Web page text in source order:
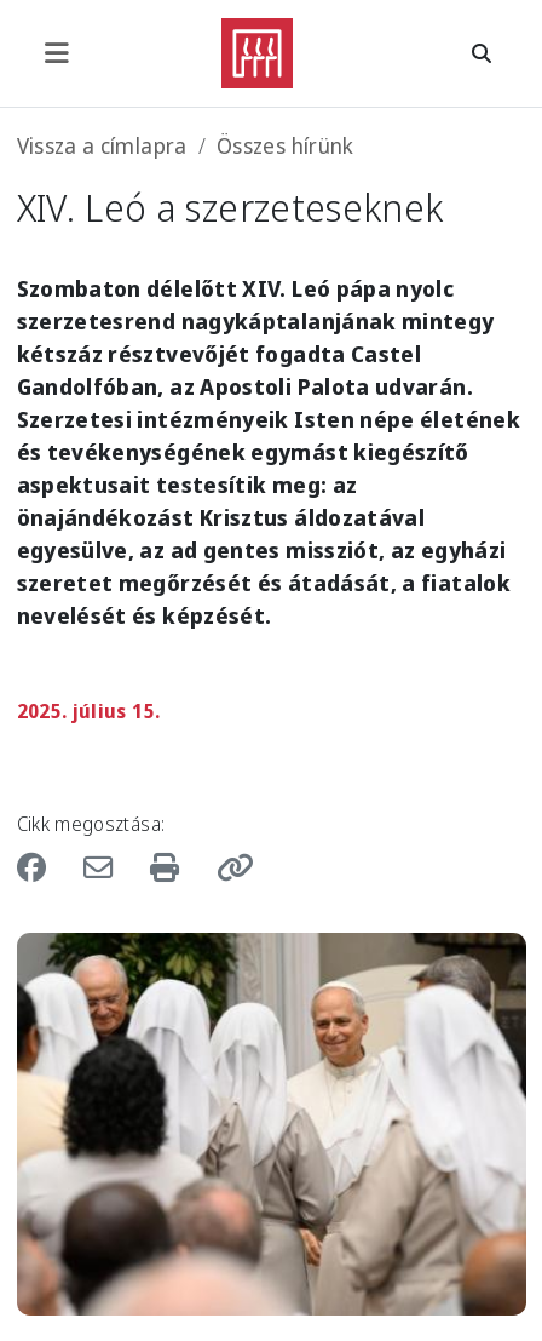
Morzsa
Vissza a címlapra Összes hírünk
XIV. Leó a szerzeteseknek
Szombaton délelőtt XIV. Leó pápa nyolc
szerzetesrend nagykáptalanjának mintegy
kétszáz résztvevőjét fogadta Castel
Gandolfóban, az Apostoli Palota udvarán.
Szerzetesi intézményeik Isten népe életének
és tevékenységének egymást kiegészítő
aspektusait testesítik meg: az
önajándékozást Krisztus áldozatával
egyesülve, az ad gentes missziót, az egyházi
szeretet megőrzését és átadását, a fiatalok
nevelését és képzését.
2025. július 15.
Cikk megosztása:
Image